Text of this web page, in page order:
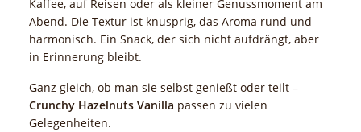
Kaffee, auf Reisen oder als kleiner Genussmoment am
Abend. Die Textur ist knusprig, das Aroma rund und
harmonisch. Ein Snack, der sich nicht aufdrängt, aber
in Erinnerung bleibt.
Ganz gleich, ob man sie selbst genießt oder teilt –
Crunchy Hazelnuts Vanilla passen zu vielen
Gelegenheiten.